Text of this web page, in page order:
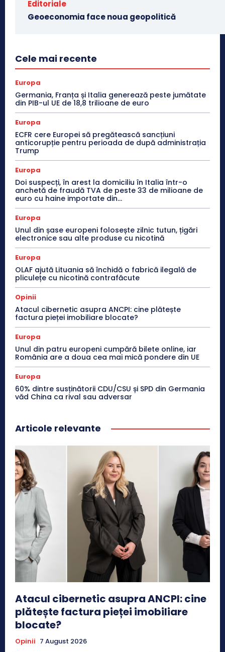
Editoriale
Geoeconomia face noua geopolitică
Cele mai recente
Europa
Germania, Franța și Italia generează peste jumătate
din PIB-ul UE de 18,8 trilioane de euro
Europa
ECFR cere Europei să pregătească sancțiuni
anticorupție pentru perioada de după administrația
Trump
Europa
Doi suspecți, în arest la domiciliu în Italia într-o
anchetă de fraudă TVA de peste 33 de milioane de
euro cu haine importate din...
Europa
Unul din șase europeni folosește zilnic tutun, țigări
electronice sau alte produse cu nicotină
Europa
OLAF ajută Lituania să închidă o fabrică ilegală de
pliculețe cu nicotină contrafăcute
Opinii
Atacul cibernetic asupra ANCPI: cine plătește
factura pieței imobiliare blocate?
Europa
Unul din patru europeni cumpără bilete online, iar
România are a doua cea mai mică pondere din UE
Europa
60% dintre susținătorii CDU/CSU și SPD din Germania
văd China ca rival sau adversar
Articole relevante
Atacul cibernetic asupra ANCPI: cine
plătește factura pieței imobiliare
blocate?
Opinii 7 August 2026